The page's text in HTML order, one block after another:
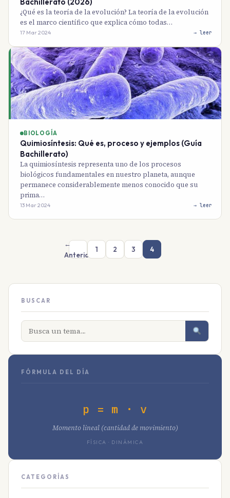
¿Qué es la teoría de la evolución? La teoría de la evolución
es el marco científico que explica cómo todas…
17 Mar 2024 → leer
BIOLOGÍA
Quimiosíntesis: Qué es, proceso y ejemplos (Guía
Bachillerato)
La quimiosíntesis representa uno de los procesos
biológicos fundamentales en nuestro planeta, aunque
permanece considerablemente menos conocido que su
prima…
13 Mar 2024 → leer
←
Anterior
1 2 3 4
BUSCAR
FÓRMULA DEL DÍA
p = m · v
Momento lineal (cantidad de movimiento)
FÍSICA · DINÁMICA
CATEGORÍAS